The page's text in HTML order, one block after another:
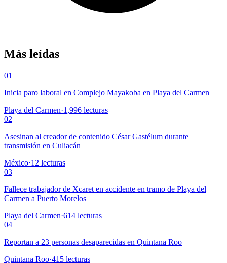
Más leídas
01
Inicia paro laboral en Complejo Mayakoba en Playa del Carmen
Playa del Carmen·1,996 lecturas
02
Asesinan al creador de contenido César Gastélum durante
transmisión en Culiacán
México·12 lecturas
03
Fallece trabajador de Xcaret en accidente en tramo de Playa del
Carmen a Puerto Morelos
Playa del Carmen·614 lecturas
04
Reportan a 23 personas desaparecidas en Quintana Roo
Quintana Roo·415 lecturas